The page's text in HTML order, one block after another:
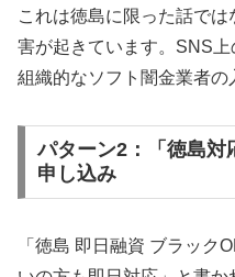
これは徳島に限った話で
害が起きています。SNS上
組織的なソフト闇金業者の
パターン2：「徳島対
申し込み
「徳島 即日融資 ブラック